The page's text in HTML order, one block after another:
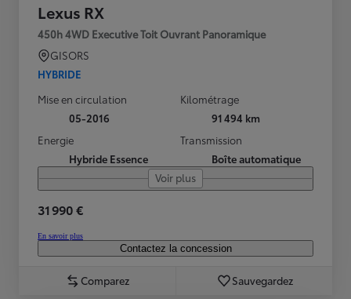
Lexus RX
450h 4WD Executive Toit Ouvrant Panoramique
GISORS
HYBRIDE
Mise en circulation
05-2016
Kilométrage
91 494 km
Energie
Hybride Essence
Transmission
Boîte automatique
Voir plus
31 990 €
En savoir plus
Contactez la concession
Comparez Sauvegardez